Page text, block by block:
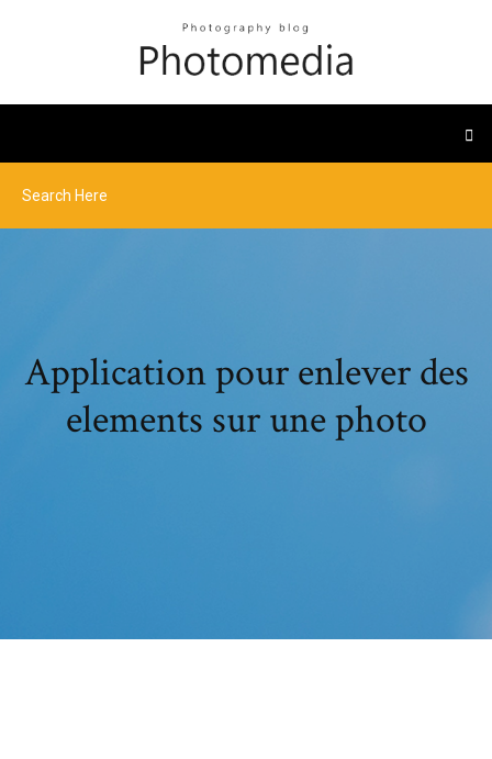
Application pour enlever des
elements sur une photo